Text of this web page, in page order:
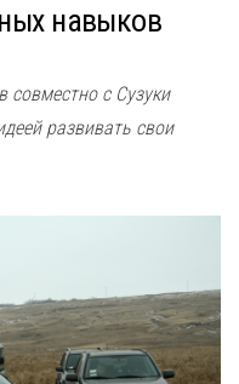
навыков
совместно с Сузуки
развивать свои